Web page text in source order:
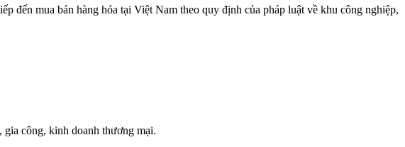
đến mua bán hàng hóa tại Việt Nam theo quy định của pháp luật về khu công nghiệp,
gia công, kinh doanh thương mại.